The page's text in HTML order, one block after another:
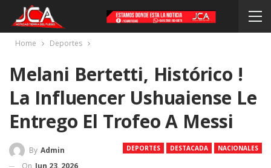
Home Deportes
Melani Bertetti, Histórico !
La Influencer Ushuaiense Le
Entrego El Trofeo A Messi
DEPORTES DESTACADA NACIONALES
By Admin
On Jun 23, 2026